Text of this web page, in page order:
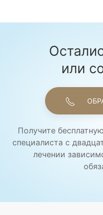
или
Получите
специалиста с
лечении